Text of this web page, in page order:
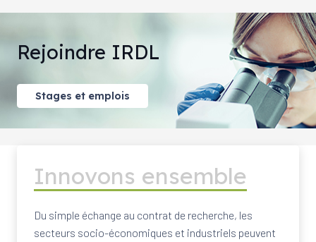
Rejoindre IRDL
Stages et emplois
Innovons ensemble
Du simple échange au contrat de recherche, les
secteurs socio-économiques et industriels peuvent